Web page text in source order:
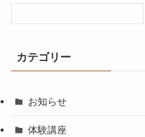
カテゴリー
お知らせ
体験講座